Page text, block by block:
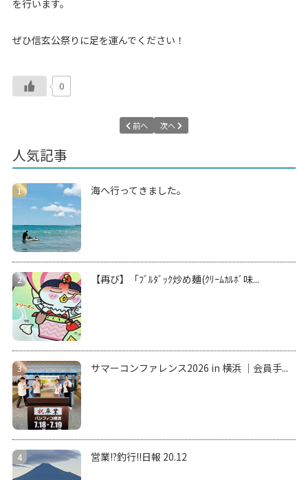
を行います。
ぜひ信玄公祭りに足を運んでください！
0
前へ 次へ
人気記事
海へ行ってきました。
【再び】「ﾌﾞﾙﾀﾞｯｸ炒め麺(ｸﾘｰﾑｶﾙﾎﾞ味...
サマーコンファレンス2026 in 横浜 ｜会員手...
営業!?釣行!!日報 20.12